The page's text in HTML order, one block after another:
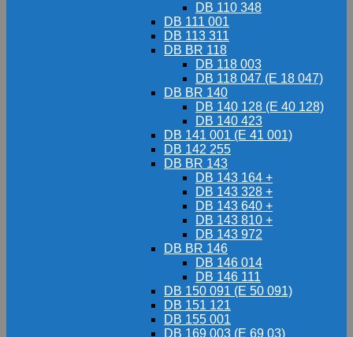
DB 110 348
DB 111 001
DB 113 311
DB BR 118
DB 118 003
DB 118 047 (E 18 047)
DB BR 140
DB 140 128 (E 40 128)
DB 140 423
DB 141 001 (E 41 001)
DB 142 255
DB BR 143
DB 143 164 +
DB 143 328 +
DB 143 640 +
DB 143 810 +
DB 143 972
DB BR 146
DB 146 014
DB 146 111
DB 150 091 (E 50 091)
DB 151 121
DB 155 001
DB 169 003 (E 69 03)